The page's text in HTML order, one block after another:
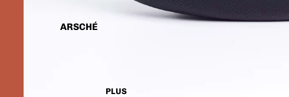
ARSCHÉ
PLUS